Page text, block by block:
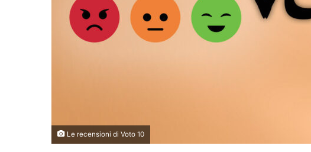
Le recensioni di Voto 10